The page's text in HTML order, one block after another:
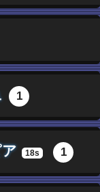
1
18s 1